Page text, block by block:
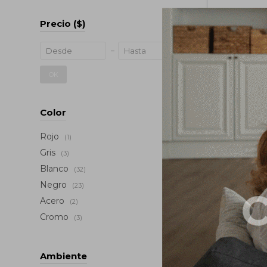
100
Precio ($)
Color
Rojo (1)
Gris (3)
Blanco (32)
Negro (23)
Acero (2)
Cromo (3)
Ambiente